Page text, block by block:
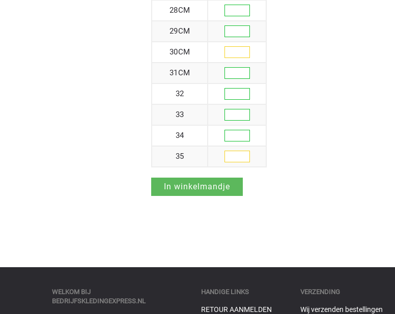
28CM
29CM
30CM
31CM
32
33
34
35
WELKOM BIJ
BEDRIJFSKLEDINGEXPRESS.NL
HANDIGE LINKS
RETOUR AANMELDEN
VERZENDING
Wij verzenden bestellingen